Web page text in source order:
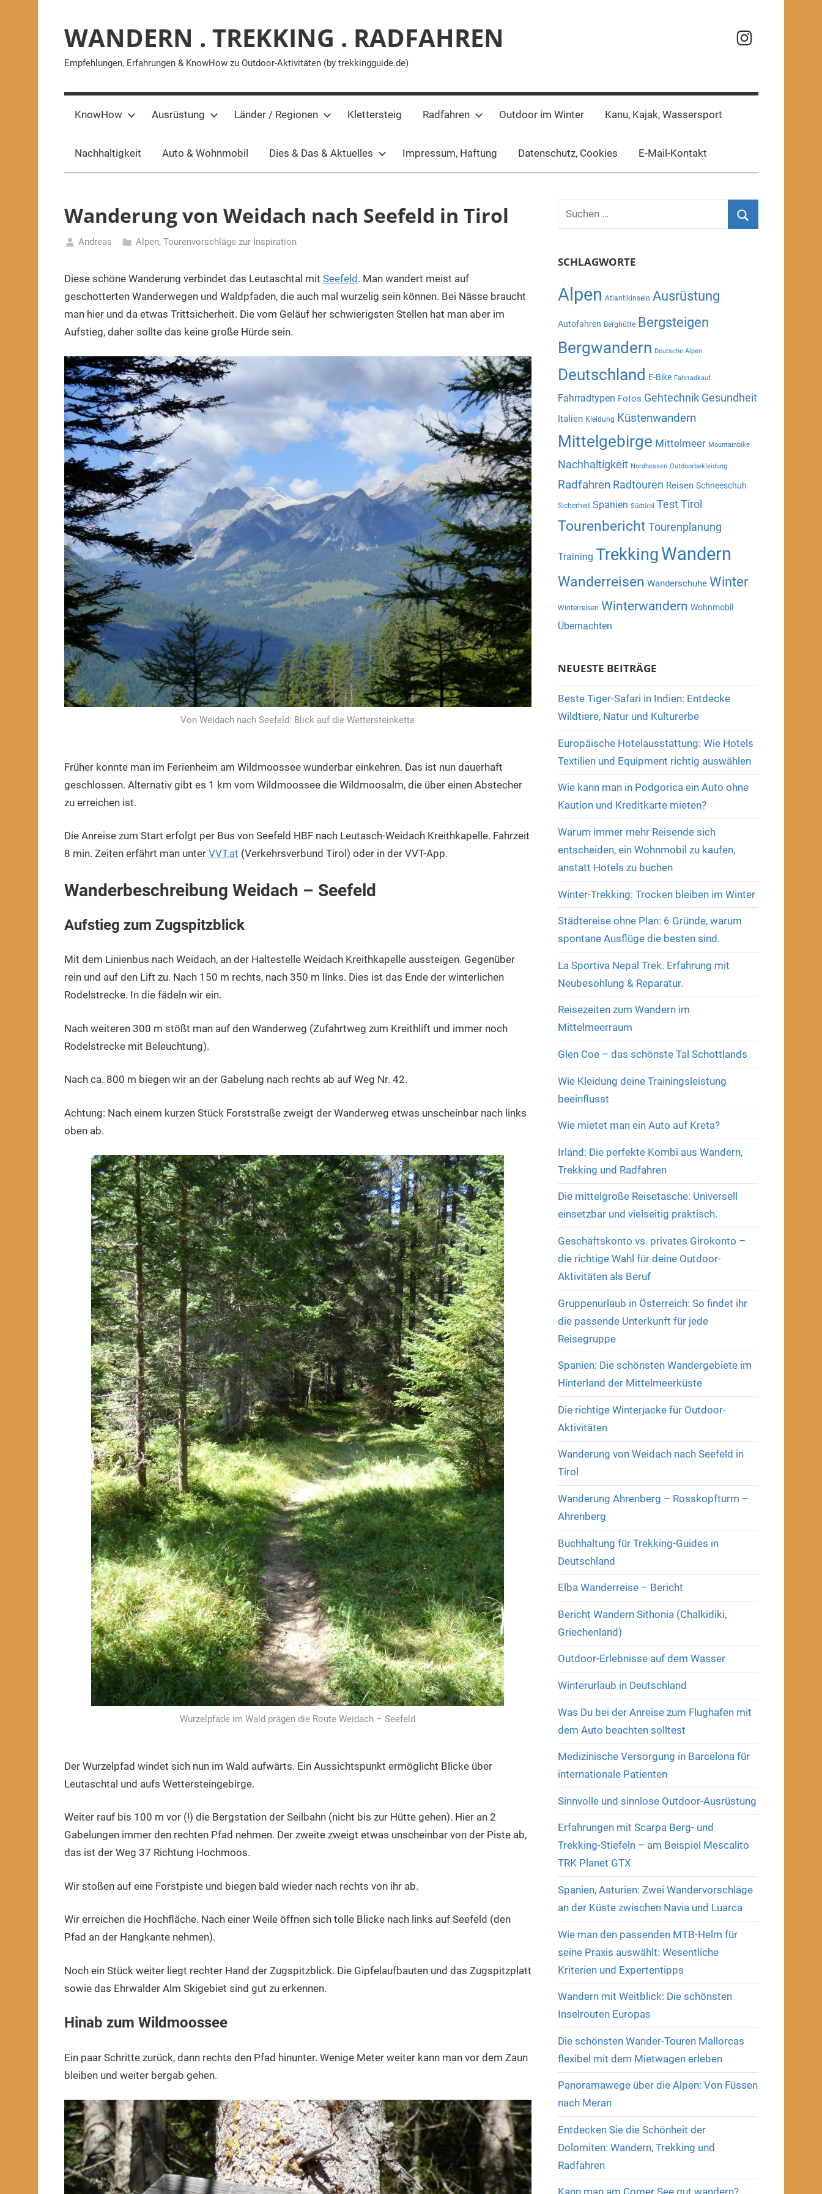
WANDERN . TREKKING . RADFAHREN
Empfehlungen, Erfahrungen & KnowHow zu Outdoor-Aktivitäten (by trekkingguide.de)
Reisefotos
KnowHow Ausrüstung Länder / Regionen Klettersteig Radfahren Outdoor im Winter Kanu, Kajak, Wassersport
Nachhaltigkeit Auto & Wohnmobil Dies & Das & Aktuelles Impressum, Haftung Datenschutz, Cookies E-Mail-Kontakt
Wanderung von Weidach nach Seefeld in Tirol
November
Andreas Alpen, Tourenvorschläge zur Inspiration
Diese schöne Wanderung verbindet das Leutaschtal mit Seefeld. Man wandert meist auf
geschotterten Wanderwegen und Waldpfaden, die auch mal wurzelig sein können. Bei Nässe braucht
man hier und da etwas Trittsicherheit. Die vom Geläuf her schwierigsten Stellen hat man aber im
Aufstieg, daher sollte das keine große Hürde sein.
Von Weidach nach Seefeld: Blick auf die Wettersteinkette
Früher konnte man im Ferienheim am Wildmoossee wunderbar einkehren. Das ist nun dauerhaft
geschlossen. Alternativ gibt es 1 km vom Wildmoossee die Wildmoosalm, die über einen Abstecher
zu erreichen ist.
Die Anreise zum Start erfolgt per Bus von Seefeld HBF nach Leutasch-Weidach Kreithkapelle. Fahrzeit
8 min. Zeiten erfährt man unter VVT.at (Verkehrsverbund Tirol) oder in der VVT-App.
Wanderbeschreibung Weidach – Seefeld
Aufstieg zum Zugspitzblick
Mit dem Linienbus nach Weidach, an der Haltestelle Weidach Kreithkapelle aussteigen. Gegenüber
rein und auf den Lift zu. Nach 150 m rechts, nach 350 m links. Dies ist das Ende der winterlichen
Rodelstrecke. In die fädeln wir ein.
Nach weiteren 300 m stößt man auf den Wanderweg (Zufahrtweg zum Kreithlift und immer noch
Rodelstrecke mit Beleuchtung).
Nach ca. 800 m biegen wir an der Gabelung nach rechts ab auf Weg Nr. 42.
Achtung: Nach einem kurzen Stück Forststraße zweigt der Wanderweg etwas unscheinbar nach links
oben ab.
Wurzelpfade im Wald prägen die Route Weidach – Seefeld
Der Wurzelpfad windet sich nun im Wald aufwärts. Ein Aussichtspunkt ermöglicht Blicke über
Leutaschtal und aufs Wettersteingebirge.
Weiter rauf bis 100 m vor (!) die Bergstation der Seilbahn (nicht bis zur Hütte gehen). Hier an 2
Gabelungen immer den rechten Pfad nehmen. Der zweite zweigt etwas unscheinbar von der Piste ab,
das ist der Weg 37 Richtung Hochmoos.
Wir stoßen auf eine Forstpiste und biegen bald wieder nach rechts von ihr ab.
Wir erreichen die Hochfläche. Nach einer Weile öffnen sich tolle Blicke nach links auf Seefeld (den
Pfad an der Hangkante nehmen).
Noch ein Stück weiter liegt rechter Hand der Zugspitzblick. Die Gipfelaufbauten und das Zugspitzplatt
sowie das Ehrwalder Alm Skigebiet sind gut zu erkennen.
Hinab zum Wildmoossee
Ein paar Schritte zurück, dann rechts den Pfad hinunter. Wenige Meter weiter kann man vor dem Zaun
bleiben und weiter bergab gehen.
Suchen
SCHLAGWORTE
Alpen Atlantikinseln Ausrüstung
Autofahren Berghütte Bergsteigen
Bergwandern Deutsche Alpen
Deutschland E-Bike Fahrradkauf
Fahrradtypen Fotos Gehtechnik Gesundheit
Italien Kleidung Küstenwandern
Mittelgebirge Mittelmeer Mountainbike
Nachhaltigkeit Nordhessen Outdoorbekleidung
Radfahren Radtouren Reisen Schneeschuh
Sicherheit Spanien Südtirol TestTirol
Tourenbericht Tourenplanung
Training TrekkingWandern
Wanderreisen Wanderschuhe Winter
Winterreisen Winterwandern Wohnmobil
Übernachten
NEUESTE BEITRÄGE
Beste Tiger-Safari in Indien: Entdecke
Wildtiere, Natur und Kulturerbe
Europäische Hotelausstattung: Wie Hotels
Textilien und Equipment richtig auswählen
Wie kann man in Podgorica ein Auto ohne
Kaution und Kreditkarte mieten?
Warum immer mehr Reisende sich
entscheiden, ein Wohnmobil zu kaufen,
anstatt Hotels zu buchen
Winter-Trekking: Trocken bleiben im Winter
Städtereise ohne Plan: 6 Gründe, warum
spontane Ausflüge die besten sind.
La Sportiva Nepal Trek. Erfahrung mit
Neubesohlung & Reparatur.
Reisezeiten zum Wandern im
Mittelmeerraum
Glen Coe – das schönste Tal Schottlands
Wie Kleidung deine Trainingsleistung
beeinflusst
Wie mietet man ein Auto auf Kreta?
Irland: Die perfekte Kombi aus Wandern,
Trekking und Radfahren
Die mittelgroße Reisetasche: Universell
einsetzbar und vielseitig praktisch.
Geschäftskonto vs. privates Girokonto –
die richtige Wahl für deine Outdoor-
Aktivitäten als Beruf
Gruppenurlaub in Österreich: So findet ihr
die passende Unterkunft für jede
Reisegruppe
Spanien: Die schönsten Wandergebiete im
Hinterland der Mittelmeerküste
Die richtige Winterjacke für Outdoor-
Aktivitäten
Wanderung von Weidach nach Seefeld in
Tirol
Wanderung Ahrenberg – Rosskopfturm –
Ahrenberg
Buchhaltung für Trekking-Guides in
Deutschland
Elba Wanderreise – Bericht
Bericht Wandern Sithonia (Chalkidiki,
Griechenland)
Outdoor-Erlebnisse auf dem Wasser
Winterurlaub in Deutschland
Was Du bei der Anreise zum Flughafen mit
dem Auto beachten solltest
Medizinische Versorgung in Barcelona für
internationale Patienten
Sinnvolle und sinnlose Outdoor-Ausrüstung
Erfahrungen mit Scarpa Berg- und
Trekking-Stiefeln – am Beispiel Mescalito
TRK Planet GTX
Spanien, Asturien: Zwei Wandervorschläge
an der Küste zwischen Navia und Luarca
Wie man den passenden MTB-Helm für
seine Praxis auswählt: Wesentliche
Kriterien und Expertentipps
Wandern mit Weitblick: Die schönsten
Inselrouten Europas
Die schönsten Wander-Touren Mallorcas
flexibel mit dem Mietwagen erleben
Panoramawege über die Alpen: Von Füssen
nach Meran
Entdecken Sie die Schönheit der
Dolomiten: Wandern, Trekking und
Radfahren